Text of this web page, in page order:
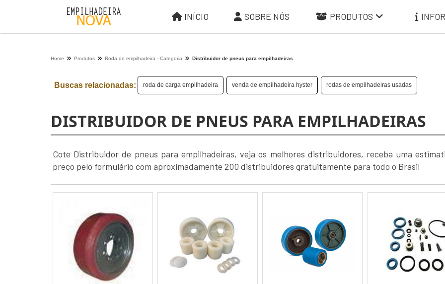
INÍCIO SOBRE NÓS PRODUTOS
Home Produtos Roda de empilhadeira - Categoria Distribuidor de pneus para empilhadeiras
Buscas relacionadas: roda de carga empilhadeira venda de empilhadeira hyster rodas de empilhadeiras usadas
DISTRIBUIDOR DE PNEUS PARA EMPILHADEIRAS
Cote Distribuidor de pneus para empilhadeiras, veja os melhores distribuidores, receba uma
preço pelo formulário com aproximadamente 200 distribuidores gratuitamente para todo o Brasil